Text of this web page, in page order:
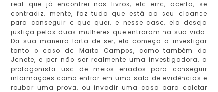
real que já encontrei nos livros, ela erra, acerta, se
contradiz, mente, faz tudo que está ao seu alcance
para conseguir o que quer, e nesse caso, ela deseja
justiça pelas duas mulheres que entraram na sua vida.
Da sua maneira torta de ser, ela começa a investigar
tanto o caso da Marta Campos, como também da
Janete, e por não ser realmente uma investigadora, a
protagonista usa de meios errados para conseguir
informações como entrar em uma sala de evidências e
roubar uma prova, ou invadir uma casa para coletar